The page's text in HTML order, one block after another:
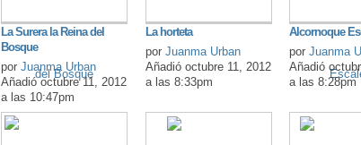
La Surera la Reina del
Bosque
porJuanma Urban
Añadió octubre 11, 2012
a las 10:47pm
La horteta
por Juanma Urban
Añadió octubre 11, 2012
a las 8:33pm
Alcornoque
por Juanma
Añadió
a las 8:28pm